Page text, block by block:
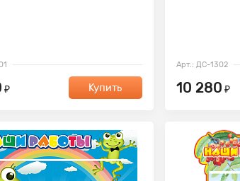
₽ Купить
Арт.: ДС-1302
10 280 ₽